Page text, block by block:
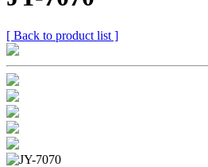
[ Back to product list ]